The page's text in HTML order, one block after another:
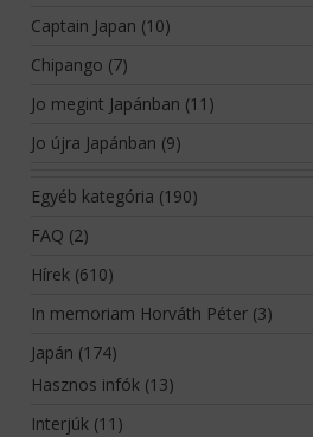
Captain Japan (10)
Chipango (7)
Jo megint Japánban (11)
Jo újra Japánban (9)
Egyéb kategória (190)
FAQ (2)
Hírek(610)
In memoriam Horváth Péter(3)
Japán (174)
Hasznos infók(13)
Interjúk(11)